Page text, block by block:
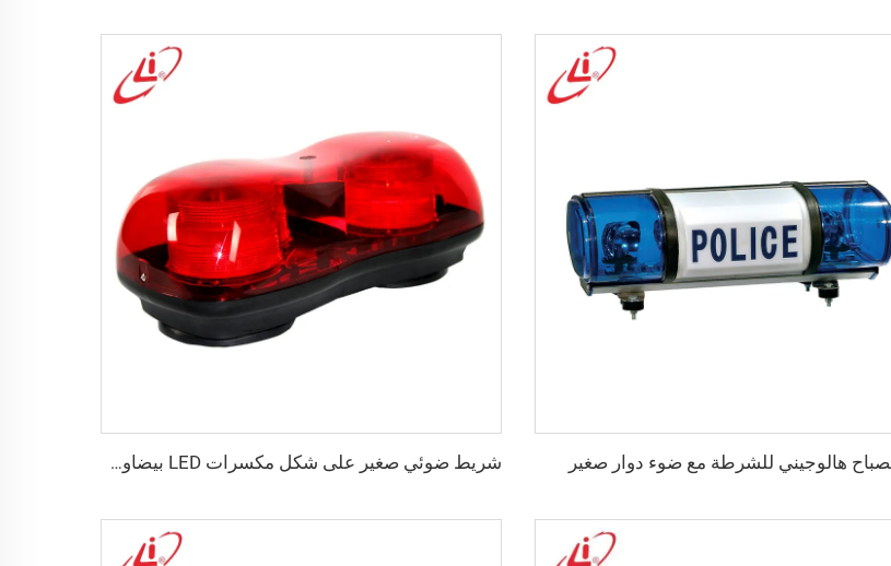
هالوجيني للشرطة مع ضوء دوار صغير شريط ضوئي صغير على شكل مكسرات LED بيضاوي الشكل